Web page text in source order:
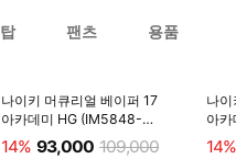
탑 팬츠 용품
나이키 머큐리얼 베이퍼 17
아카데미 HG (IM5848-
600)
14% 93,000 109,000
나
아
14%